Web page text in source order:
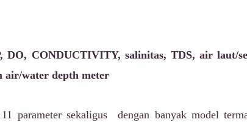
CONDUCTIVITY, salinitas, TDS, air laut/
air/water depth meter
parameter sekaligus dengan banyak model